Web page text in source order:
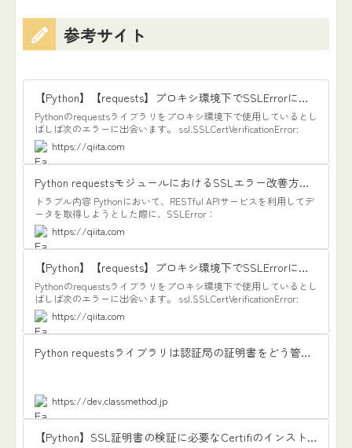
参考サイト
【Python】【requests】プロキシ環境下でSSLErrorになる原因と対処法 - Qiita
Pythonのrequestsライブラリをプロキシ環境下で使用しているとし
ばしば次のエラーに出会います。 ssl.SSLCertVerificationError:
[SSL: CERTIFICATE_VERIFY_FAILED] certificate verify fa…
https://qiita.com
Python requestsモジュールにおけるSSLエラー改善方法 - Qiita
トラブル内容 Pythonにおいて、RESTful APIサービスを利用してデ
ータを取得しようとした際に、SSLError：
CERTIFICATE_VERIFY_FAILED が発生した。 開発環境 OS：
Windows 10 IDE：PyCharm main.py i…
https://qiita.com
【Python】【requests】プロキシ環境下でSSLErrorになる原因と対処法 - Qiita
Pythonのrequestsライブラリをプロキシ環境下で使用しているとし
ばしば次のエラーに出会います。 ssl.SSLCertVerificationError:
[SSL: CERTIFICATE_VERIFY_FAILED] certificate verify fa…
https://qiita.com
Python requestsライブラリは認証局の証明書をどう管理する? | DevelopersIO
https://dev.classmethod.jp
【Python】SSL証明書の検証に必要なCertifiのインストール